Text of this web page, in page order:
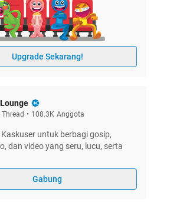
Upgrade Sekarang!
Thread • 108.3K Anggota
untuk berbagi gosip,
dan video yang seru, lucu, serta
Gabung